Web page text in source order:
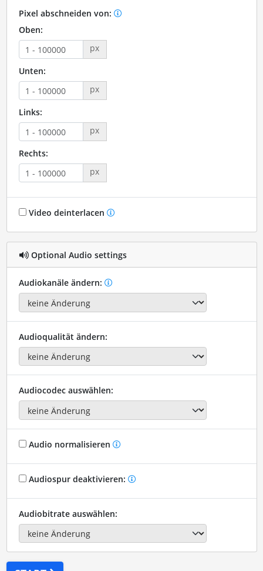
Pixel abschneiden von:
Oben:
px
Unten:
px
Links:
px
Rechts:
px
Video deinterlacen
Optional Audio settings
Audiokanäle ändern:
Audioqualität ändern:
Audiocodec auswählen:
Audio normalisieren
Audiospur deaktivieren:
Audiobitrate auswählen: